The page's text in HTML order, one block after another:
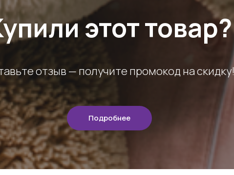
этот товар?
отзыв — получите промокод на скидку!
Подробнее